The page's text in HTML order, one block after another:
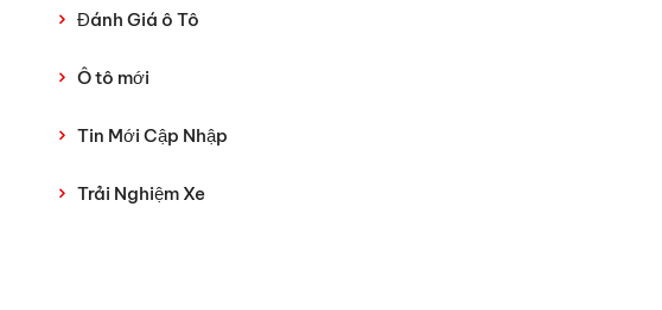
Đánh Giá ô Tô
Ô tô mới
Tin Mới Cập Nhập
Trải Nghiệm Xe